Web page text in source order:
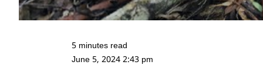
5 minutes read
June 5, 2024 2:43 pm